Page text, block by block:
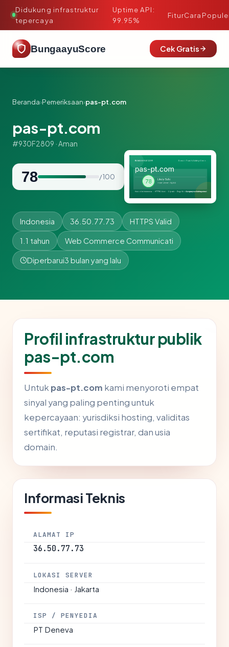
Didukung infrastruktur
tepercaya
·
Uptime API:
99.95%
FiturCara
BungaayuScore Cek Gratis
Beranda›Pemeriksaan›pas-pt.com
pas-pt.com
#930F2809 · Aman
78 / 100
Indonesia 36.50.77.73 HTTPS Valid
1.1 tahun Web Commerce Communicati
Diperbarui3 bulan yang lalu
Profil infrastruktur publik
pas-pt.com
Untuk pas-pt.com kami menyoroti empat
sinyal yang paling penting untuk
kepercayaan: yurisdiksi hosting, validitas
sertifikat, reputasi registrar, dan usia
domain.
Informasi Teknis
ALAMAT IP
36.50.77.73
LOKASI SERVER
Indonesia · Jakarta
ISP / PENYEDIA
PT Deneva